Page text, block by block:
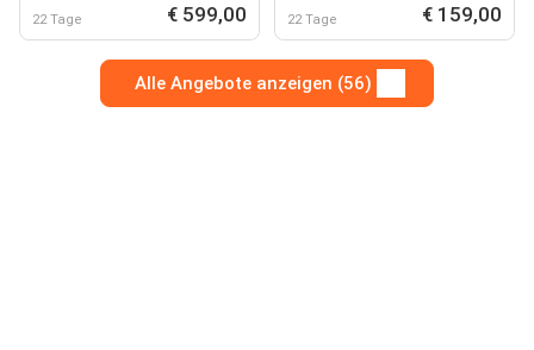
22 Tage € 599,00 22 Tage € 159,00
Alle Angebote anzeigen (56)